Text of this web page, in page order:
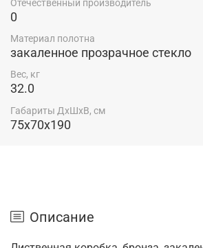
Отечественный производитель
0
Материал полотна
закаленное прозрачное стекло
Вес, кг
32.0
Габариты ДхШхВ, см
75x70x190
Описание